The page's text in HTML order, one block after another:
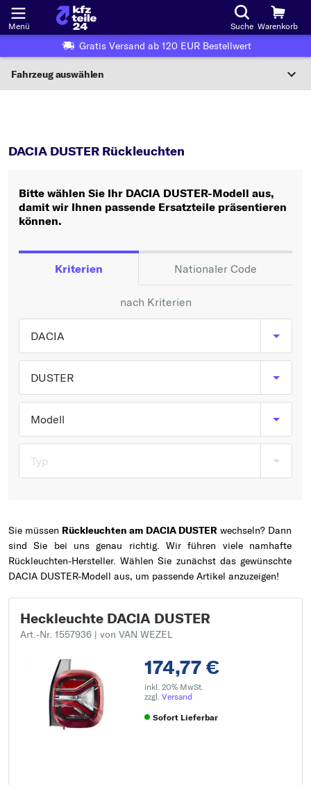
Menü Suche Warenkorb
Gratis Versand ab 120 EUR Bestellwert
Fahrzeug auswählen
Wo finde ich die?
Oder
Oder Fahrzeugauswahl nach Kriterien:
Hersteller wählen
Typ wählen
DACIA DUSTER Rückleuchten
Bitte wählen Sie Ihr DACIA DUSTER-Modell aus,
damit wir Ihnen passende Ersatzteile präsentieren
können.
Kriterien Nationaler Code
nach Kriterien
DACIA
DUSTER
Modell
Typ
Sie müssen Rückleuchten am DACIA DUSTER wechseln? Dann
sind Sie bei uns genau richtig. Wir führen viele namhafte
Rückleuchten-Hersteller. Wählen Sie zunächst das gewünschte
DACIA DUSTER-Modell aus, um passende Artikel anzuzeigen!
Heckleuchte DACIA DUSTER
Art.-Nr. 1557936 | von VAN WEZEL
174,77 €
inkl. 20% MwSt.
zzgl. Versand
Sofort Lieferbar